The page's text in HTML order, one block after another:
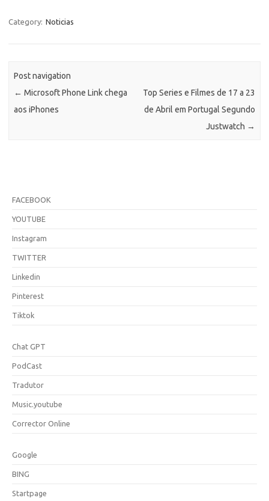
Category: Noticias
Post navigation
← Microsoft Phone Link chega
aos iPhones
Top Series e Filmes de 17 a 23
de Abril em Portugal Segundo
Justwatch →
FACEBOOK
YOUTUBE
Instagram
TWITTER
Linkedin
Pinterest
Tiktok
Chat GPT
PodCast
Tradutor
Music.youtube
Corrector Online
Google
BING
Startpage